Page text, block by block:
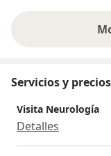
Servicios y precios
Visita Neurología
Detalles